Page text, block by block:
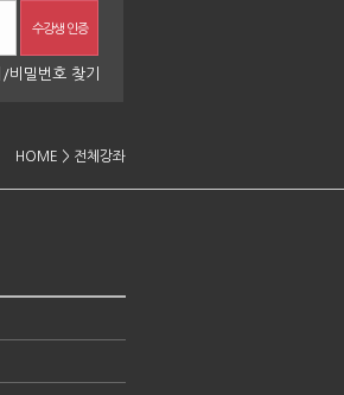
수강생 인증
/비밀번호 찾기
HOME > 전체강좌